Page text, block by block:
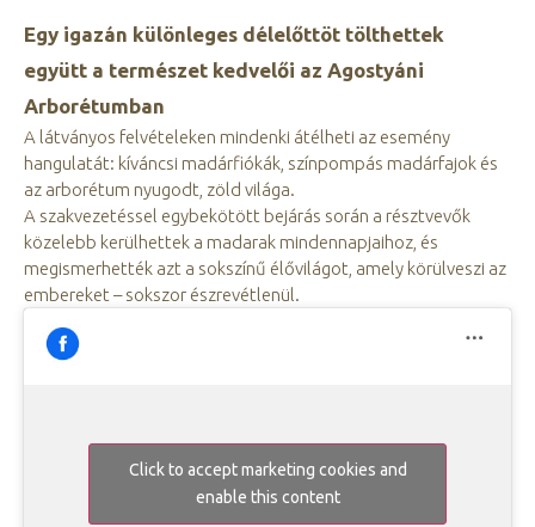
Egy igazán különleges délelőttöt tölthettek
együtt a természet kedvelői az Agostyáni
Arborétumban
A látványos felvételeken mindenki átélheti az esemény
hangulatát: kíváncsi madárfiókák, színpompás madárfajok és
az arborétum nyugodt, zöld világa.
A szakvezetéssel egybekötött bejárás során a résztvevők
közelebb kerülhettek a madarak mindennapjaihoz, és
megismerhették azt a sokszínű élővilágot, amely körülveszi az
embereket – sokszor észrevétlenül.
Click to accept marketing cookies and
enable this content